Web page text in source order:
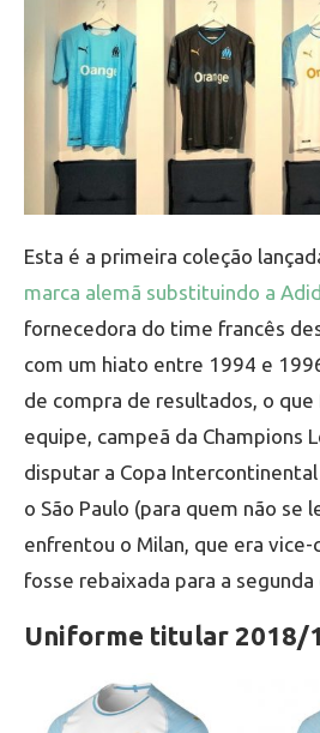
Esta é a primeira coleção
marca alemã substituindo a
fornecedora do time francês
com um hiato entre 1994 e
de compra de resultados, o que
equipe, campeã da Champions
disputar a Copa
o São Paulo (para quem não se
enfrentou o Milan, que era vice-
fosse rebaixada para a
Uniforme titular 2018/